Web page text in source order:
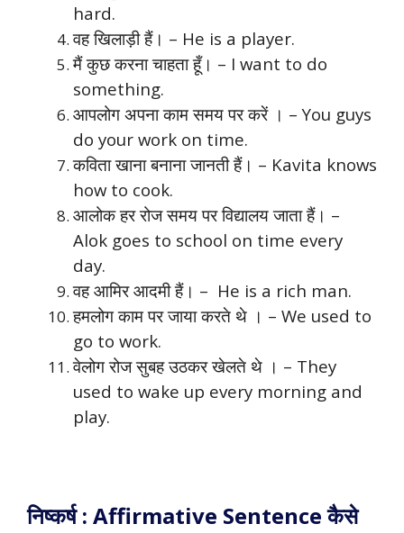
hard.
वह खिलाड़ी हैं। – He is a player.
मैं कुछ करना चाहता हूँ। – I want to do
something.
आपलोग अपना काम समय पर करें । – You guys
do your work on time.
कविता खाना बनाना जानती हैं। – Kavita knows
how to cook.
आलोक हर रोज समय पर विद्यालय जाता हैं। –
Alok goes to school on time every
day.
वह आमिर आदमी हैं। – He is a rich man.
हमलोग काम पर जाया करते थे । – We used to
go to work.
वेलोग रोज सुबह उठकर खेलते थे । – They
used to wake up every morning and
play.
निष्कर्ष : Affirmative Sentence कैसे